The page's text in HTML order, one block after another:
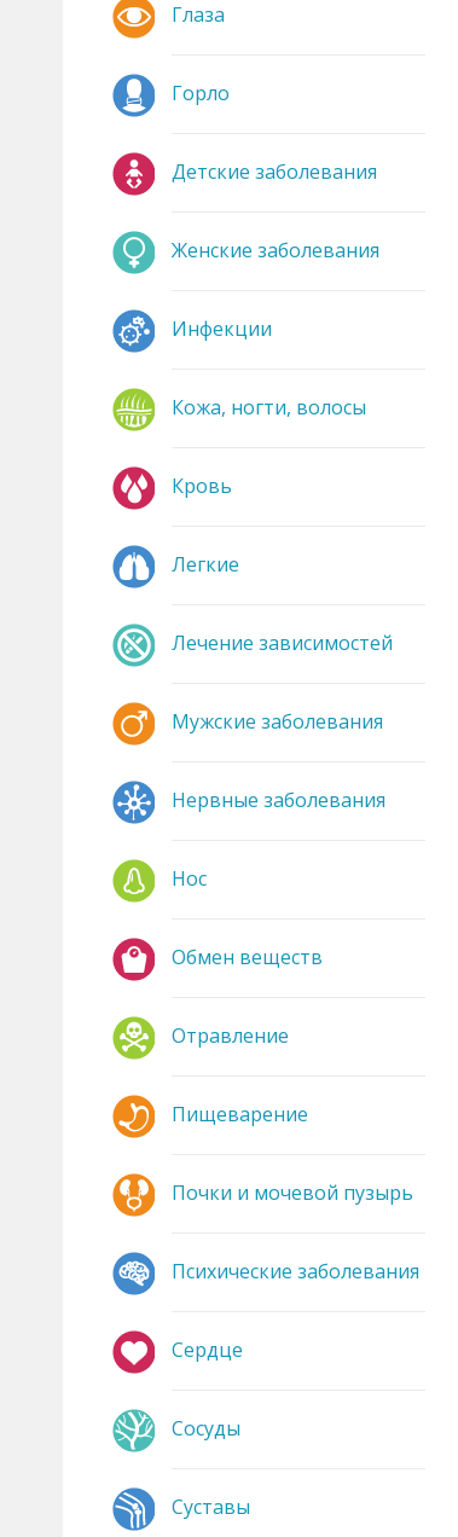
Глаза
Горло
Детские заболевания
Женские заболевания
Инфекции
Кожа, ногти, волосы
Кровь
Легкие
Лечение зависимостей
Мужские заболевания
Нервные заболевания
Нос
Обмен веществ
Отравление
Пищеварение
Почки и мочевой пузырь
Психические заболевания
Сердце
Сосуды
Суставы